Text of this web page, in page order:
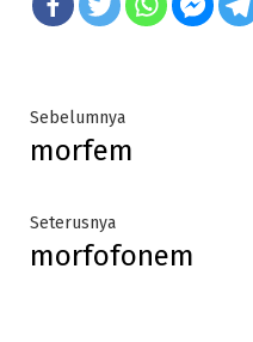
Post
navigation
SebelumnyaPrevious
post:
morfem
SeterusnyaNext
post:
morfofonem